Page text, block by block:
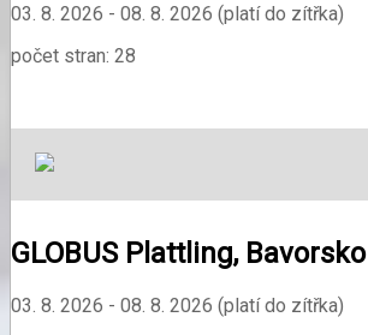
03. 8. 2026 - 08. 8. 2026 (platí do zítřka)
počet stran: 28
GLOBUS Plattling, Bavorsko
03. 8. 2026 - 08. 8. 2026 (platí do zítřka)